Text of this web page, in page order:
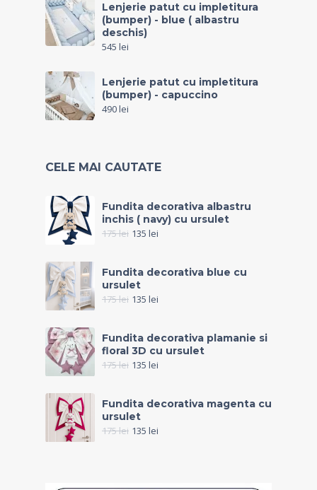
Lenjerie patut cu impletitura
(bumper) - blue ( albastru
deschis)
545 lei
Lenjerie patut cu impletitura
(bumper) - capuccino
490lei
CELE MAI CAUTATE
Fundita decorativa albastru
inchis ( navy) cu ursulet
175lei 135 lei
Fundita decorativa blue cu
ursulet
175lei 135 lei
Fundita decorativa plamanie si
floral 3D cu ursulet
175lei 135 lei
Fundita decorativa magenta cu
ursulet
175lei 135 lei